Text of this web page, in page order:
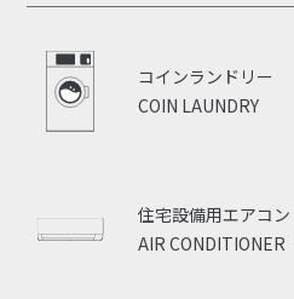
COIN LAUNDRY
コインランドリー
AIR CONDITIONER
住宅設備用エアコン